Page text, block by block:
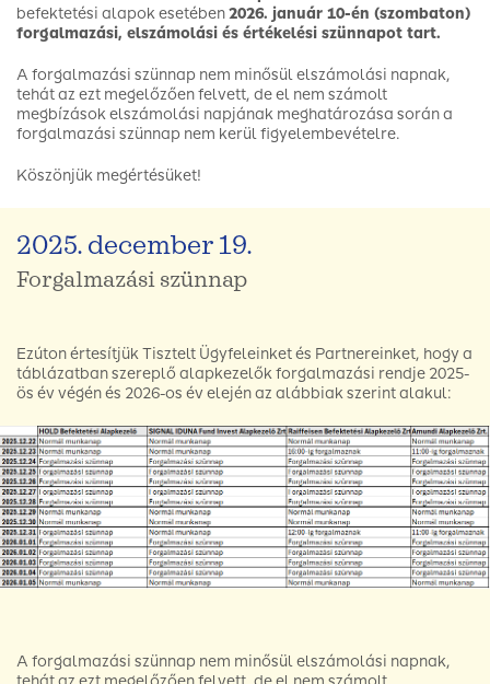
befektetési alapok esetében2026. január 10-én (szombaton)
forgalmazási, elszámolási és értékelési szünnapot tart.
A forgalmazási szünnap nem minősül elszámolási napnak,
tehát az ezt megelőzően felvett, de el nem számolt
megbízások elszámolási napjának meghatározása során a
forgalmazási szünnap nem kerül figyelembevételre.
Köszönjük megértésüket!
2025. december 19.
Forgalmazási szünnap
Ezúton értesítjük Tisztelt Ügyfeleinket és Partnereinket, hogy a
táblázatban szereplő alapkezelők forgalmazási rendje 2025-
ös év végén és 2026-os év elején az alábbiak szerint alakul:
A forgalmazási szünnap nem minősül elszámolási napnak,